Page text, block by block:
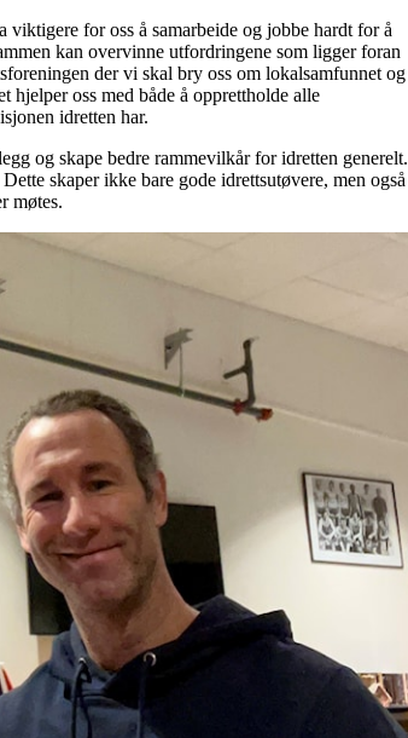
for oss å samarbeide og jobbe hardt for å
kan overvinne utfordringene som ligger foran
der vi skal bry oss om lokalsamfunnet og
oss med både å opprettholde alle
idretten har.
og skape bedre rammevilkår for idretten generelt.
skaper ikke bare gode idrettsutøvere, men også
møtes.